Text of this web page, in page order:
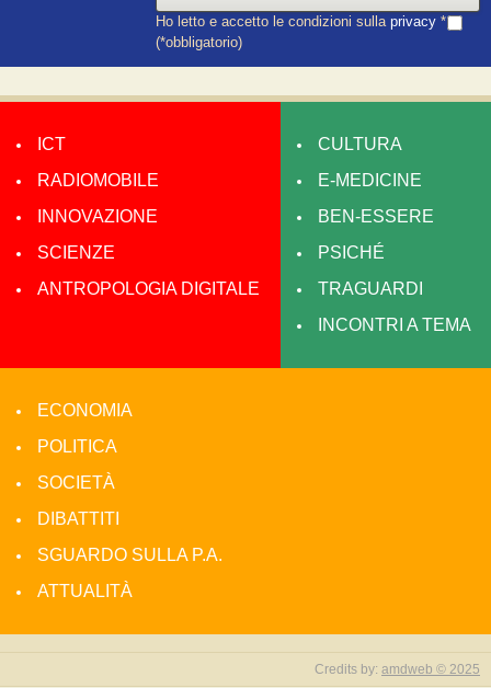
Ho letto e accetto le condizioni sulla privacy *
(*obbligatorio)
ICT
RADIOMOBILE
INNOVAZIONE
SCIENZE
ANTROPOLOGIA DIGITALE
CULTURA
E-MEDICINE
BEN-ESSERE
PSICHÉ
TRAGUARDI
INCONTRI A TEMA
ECONOMIA
POLITICA
SOCIETÀ
DIBATTITI
SGUARDO SULLA P.A.
ATTUALITÀ
Credits by: amdweb © 2025